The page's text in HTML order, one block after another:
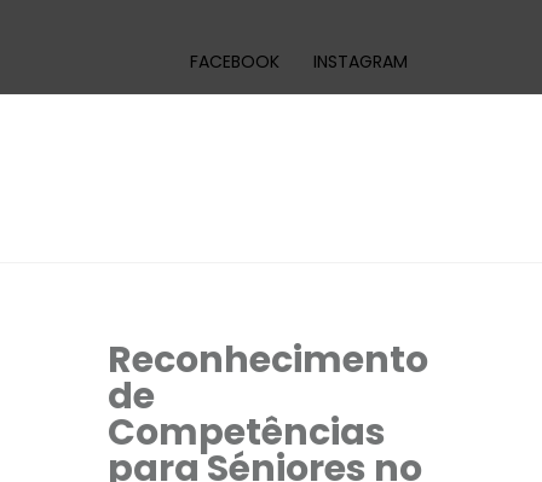
FACEBOOK INSTAGRAM
Reconhecimento
de
Competências
para Séniores no